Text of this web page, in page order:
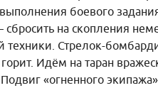
боевого
сбросить на скопления
техники. Стрелок-
Идём на таран
«огненного